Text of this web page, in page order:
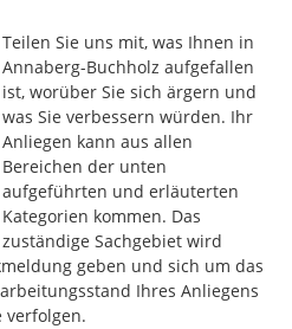
Teilen Sie uns mit, was Ihnen in
Annaberg-Buchholz aufgefallen
ist, worüber Sie sich ärgern und
was Sie verbessern würden. Ihr
Anliegen kann aus allen
Bereichen der unten
aufgeführten und erläuterten
Kategorien kommen. Das
zuständige Sachgebiet wird
geben und sich um das
Ihres Anliegens
verfolgen.